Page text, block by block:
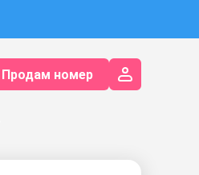
Продам номер